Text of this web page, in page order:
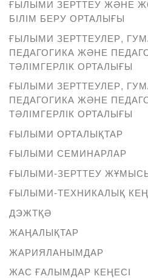
ҒЫЛЫМИ ЗЕРТТЕУ ЖӘНЕ
БІЛІМ БЕРУ ОРТАЛЫҒЫ
ҒЫЛЫМИ ЗЕРТТЕУЛЕР,
ПЕДАГОГИКА ЖӘНЕ
ТӘЛІМГЕРЛІК ОРТАЛЫҒЫ
ҒЫЛЫМИ ЗЕРТТЕУЛЕР,
ПЕДАГОГИКА ЖӘНЕ
ТӘЛІМГЕРЛІК ОРТАЛЫҒЫ
ҒЫЛЫМИ ОРТАЛЫҚТАР
ҒЫЛЫМИ СЕМИНАРЛАР
ҒЫЛЫМИ-ЗЕРТТЕУ
ҒЫЛЫМИ-ТЕХНИКАЛЫҚ
ДЭЖТҚӘ
ЖАҢАЛЫҚТАР
ЖАРИЯЛАНЫМДАР
ЖАС ҒАЛЫМДАР КЕҢЕСІ